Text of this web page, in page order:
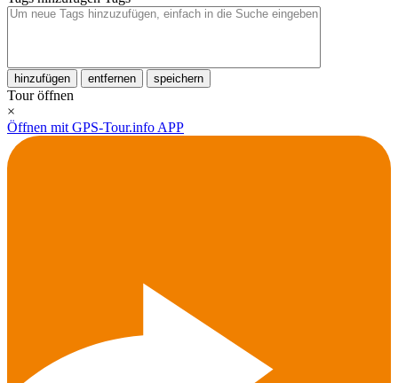
hinzufügen entfernen speichern
Tour öffnen
×
Öffnen mit GPS-Tour.info APP